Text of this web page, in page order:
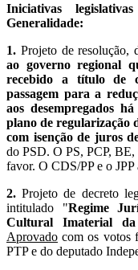
Iniciativas
Generalidade:
1. Projeto de resolução,
ao governo regional
recebido a título de
passagem para a
aos desempregados
plano de regularização
com isenção de juros
do PSD. O PS, PCP, BE,
favor. O CDS/PP e o JPP
2. Projeto de decreto
intitulado "Regime
Cultural Imaterial
Aprovado com os votos
PTP e do deputado